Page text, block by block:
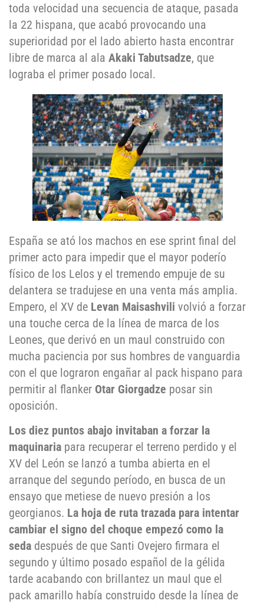
toda velocidad una secuencia de ataque, pasada
la 22 hispana, que acabó provocando una
superioridad por el lado abierto hasta encontrar
libre de marca al ala Akaki Tabutsadze, que
lograba el primer posado local.
España se ató los machos en ese sprint final del
primer acto para impedir que el mayor poderío
físico de los Lelos y el tremendo empuje de su
delantera se tradujese en una venta más amplia.
Empero, el XV de Levan Maisashvili volvió a forzar
una touche cerca de la línea de marca de los
Leones, que derivó en un maul construido con
mucha paciencia por sus hombres de vanguardia
con el que lograron engañar al pack hispano para
permitir al flanker Otar Giorgadze posar sin
oposición.
Los diez puntos abajo invitaban a forzar la
maquinaria para recuperar el terreno perdido y el
XV del León se lanzó a tumba abierta en el
arranque del segundo período, en busca de un
ensayo que metiese de nuevo presión a los
georgianos. La hoja de ruta trazada para intentar
cambiar el signo del choque empezó como la
seda después de que Santi Ovejero firmara el
segundo y último posado español de la gélida
tarde acabando con brillantez un maul que el
pack amarillo había construido desde la línea de